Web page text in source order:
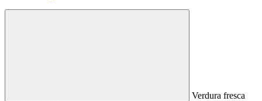
Verdura fresca